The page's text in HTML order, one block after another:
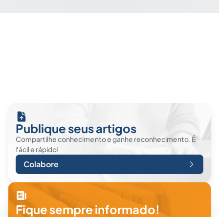
Publique seus artigos
Compartilhe conhecimento e ganhe reconhecimento. É
fácil e rápido!
Colabore
Fique sempre informado!